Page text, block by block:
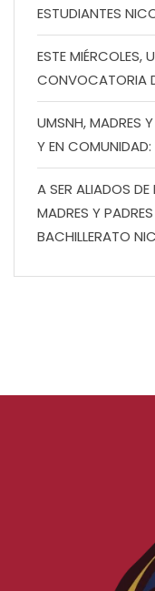
ESTUDIANTES
ESTE MIÉRCOLES,
CONVOCATORIA
UMSNH, MADRES
Y EN
A SER ALIADOS
MADRES Y
BACHILLERATO